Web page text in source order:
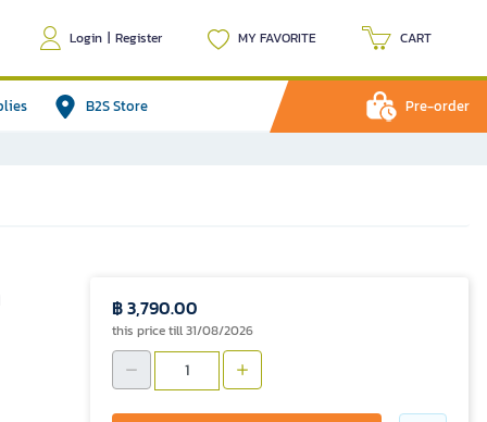
Login | Register MY FAVORITE CART
B2S Store Pre-order
฿ 3,790.00
this price till 31/08/2026